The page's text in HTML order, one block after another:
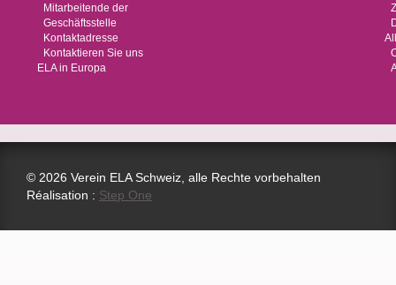
Mitarbeitende der
Geschäftsstelle
Kontaktadresse
Kontaktieren Sie uns
ELA in Europa
© 2026 Verein ELA Schweiz, alle Rechte vorbehalten
Réalisation : Step One